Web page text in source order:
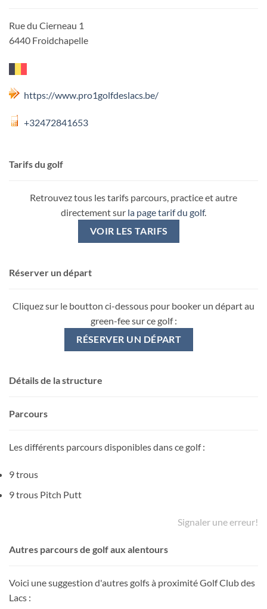
Rue du Cierneau 1
6440 Froidchapelle
https://www.pro1golfdeslacs.be/
+32472841653
Tarifs du golf
Retrouvez tous les tarifs parcours, practice et autre
directement sur la page tarif du golf.
VOIR LES TARIFS
Réserver un départ
Cliquez sur le boutton ci-dessous pour booker un départ au
green-fee sur ce golf :
RÉSERVER UN DÉPART
Détails de la structure
Parcours
Les différents parcours disponibles dans ce golf :
9 trous
9 trous Pitch Putt
Signaler une erreur!
Autres parcours de golf aux alentours
Voici une suggestion d'autres golfs à proximité Golf Club des
Lacs :